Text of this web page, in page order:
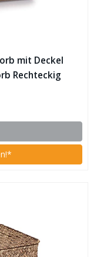
mit Deckel
Rechteckig
Box,
Korb Mehrzweck